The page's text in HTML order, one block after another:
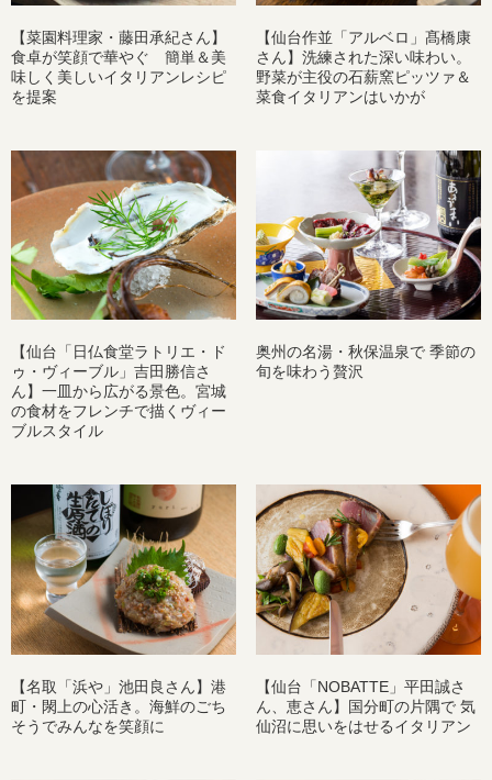
【菜園料理家・藤田承紀さん】
食卓が笑顔で華やぐ 簡単＆美
味しく美しいイタリアンレシピ
を提案
【仙台作並「アルベロ」髙橋康
さん】洗練された深い味わい。
野菜が主役の石薪窯ピッツァ＆
菜食イタリアンはいかが
【仙台「日仏食堂ラトリエ・ド
ゥ・ヴィーブル」吉田勝信さ
ん】一皿から広がる景色。宮城
の食材をフレンチで描くヴィー
ブルスタイル
奥州の名湯・秋保温泉で 季節の
旬を味わう贅沢
【名取「浜や」池田良さん】港
町・閖上の心活き。海鮮のごち
そうでみんなを笑顔に
【仙台「NOBATTE」平田誠さ
ん、恵さん】国分町の片隅で 気
仙沼に思いをはせるイタリアン